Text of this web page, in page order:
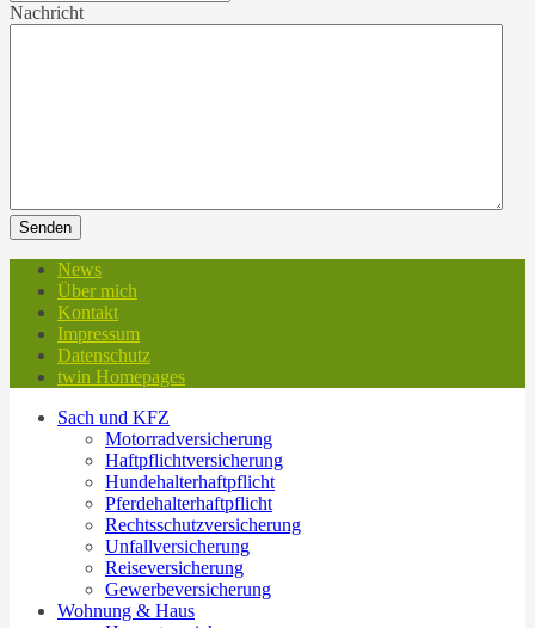
Nachricht
Senden
News
Über mich
Kontakt
Impressum
Datenschutz
twin Homepages
Sach und KFZ
Motorradversicherung
Haftpflichtversicherung
Hundehalterhaftpflicht
Pferdehalterhaftpflicht
Rechtsschutzversicherung
Unfallversicherung
Reiseversicherung
Gewerbeversicherung
Wohnung & Haus